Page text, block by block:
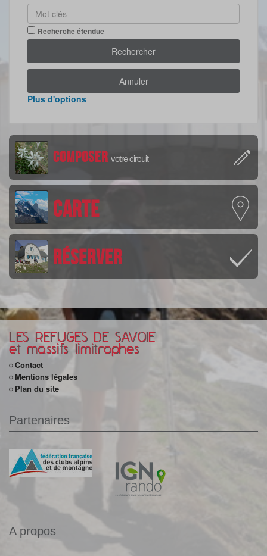
Recherche étendue
Rechercher
Annuler
Plus d'options
Composer votre circuit
Carte
Réserver
LES REFUGES DE SAVOIE
et massifs limitrophes
Contact
Mentions légales
Plan du site
Partenaires
A propos